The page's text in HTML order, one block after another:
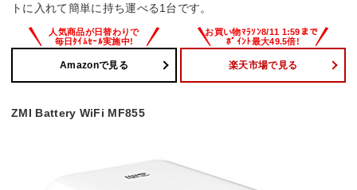
トに入れて簡単に持ち運べる1台です。
Amazonで見る 楽天市場で見る
ZMI Battery WiFi MF855